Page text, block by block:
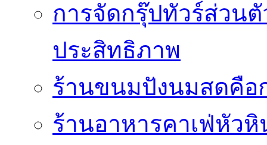
การจัดกรุ๊ปทัวร์ส่วน
ประสิทธิภาพ
ร้านขนมปังนมสดคือ
ร้านอาหารคาเฟ่หัว